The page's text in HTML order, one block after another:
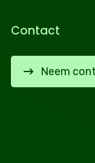
Contact
Neem